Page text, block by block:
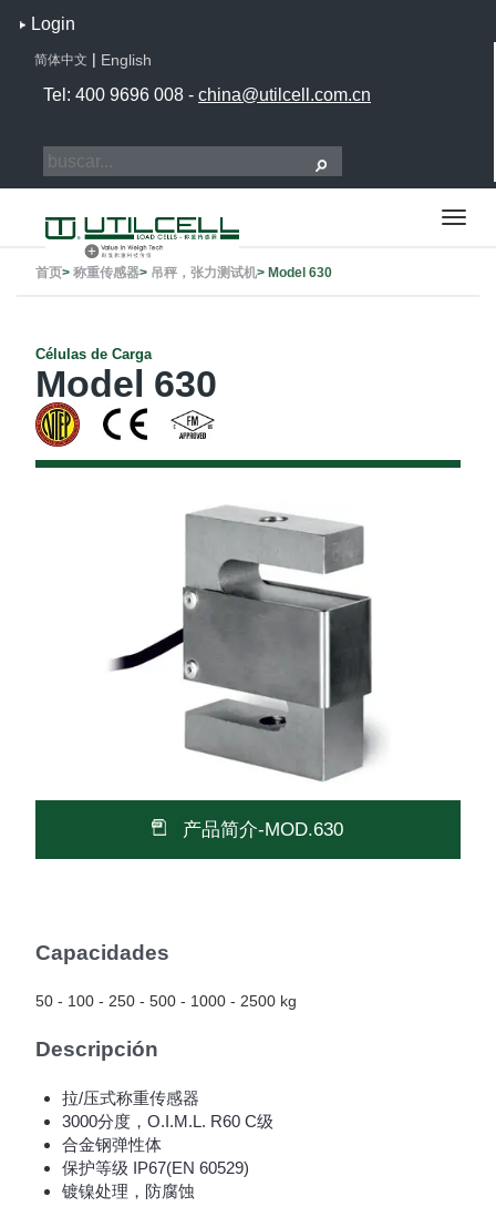
Login
简体中文 | English
Tel: 400 9696 008 - china@utilcell.com.cn
首页> 称重传感器> 吊秤，张力测试机> Model 630
Células de Carga
Model 630
产品简介-MOD.630
Capacidades
50 - 100 - 250 - 500 - 1000 - 2500 kg
Descripción
拉/压式称重传感器
3000分度，O.I.M.L. R60 C级
合金钢弹性体
保护等级 IP67(EN 60529)
镀镍处理，防腐蚀